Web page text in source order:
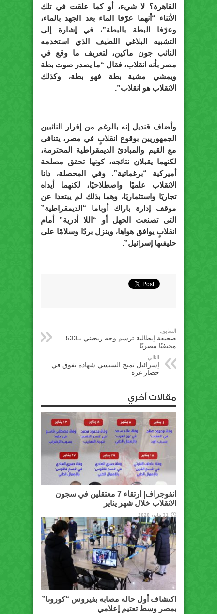
القاهرة؟ لا شيء، أو كما علقت في تلك
الأثناء “أنهما عرّفا الماء بعد الجهد بالماء،
وعرّفا البطة بالبطة”، في إشارة إلى
التشبيه البلاغي اللطيف الذي استخدمه
النائب جون ماكين، لتعريف ما وقع في
مصر بأنه انقلاب، فقال “ما يصدر صوت بطة
ويمشي مشية بطة فهو بطة، وكذلك
الانقلاب هو انقلاب”.
وأضاف قنديل إنه بالرغم من إقرار النائبين
الجمهوريين بوقوع انقلابٍ في مصر، يتنافى
مع القيم والمبادئ الديمقراطية المحترمة،
لكنهما يقبلان نتائجه، كونها تحقق مصلحة
أميركية “برغماتية”. وفي المحصلة، دانا
الانقلاب علميًا واصطلاحيًا، لكنهما أيداه
تجاريًا واستثماريًا، وهما بذلك لم يبتعدا عن
موقف إدارة باراك أوباما “الديمقراطية”
التى تصنعت الجهل أو “اللا أدرية” أمام
انقلابٍ يوافق هواها، وينزل بردًا وسلامًا على
حليفتها إسرائيل”.
السابق:
صحيفة إيطالية ترسم وجه ريجيني بـ533
مختفيًا مصريًا
التالي:
إسرائيل تمنح السيسي شهادة تفوق في
حصار غزة
مقالات أخري
انفوجراف| ارتقاء 7 معتقلين في سجون
الانقلاب خلال شهر يناير
31 يناير، 2020
اكتشاف أول حالة مصابة بفيروس “كورونا”
بمصر وسط تعتيم إعلامي